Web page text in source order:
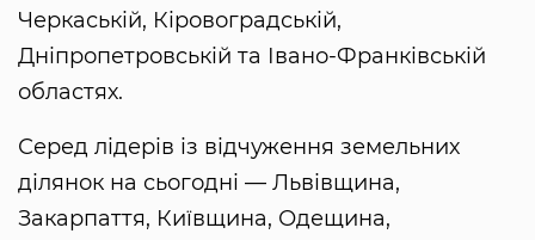
Черкаській, Кіровоградській,
Дніпропетровській та Івано-Франківській
областях.
Серед лідерів із відчуження земельних
ділянок на сьогодні — Львівщина,
Закарпаття, Київщина, Одещина,